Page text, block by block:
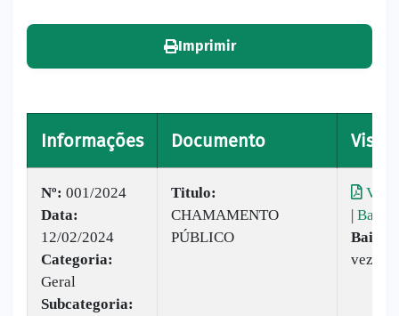
Imprimir
Informações Documento
Nº: 001/2024
Data:
12/02/2024
Categoria:
Geral
Subcategoria:
Titulo:
CHAMAMENTO
PÚBLICO
| Baixar
vezes